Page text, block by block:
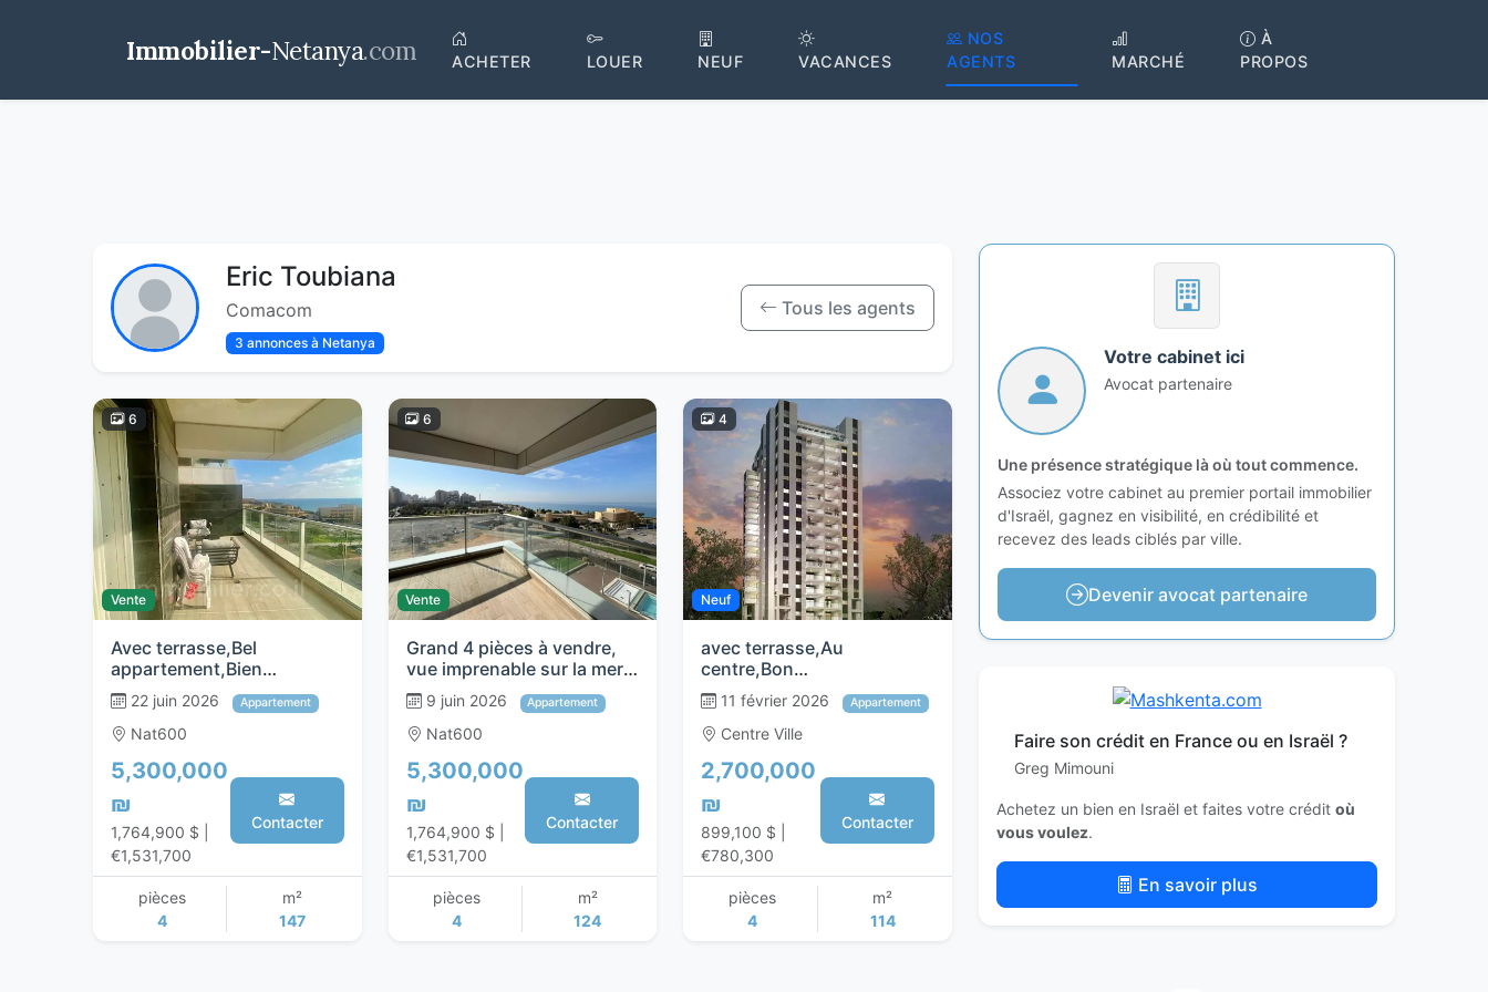
Immobilier-Netanya.com ACHETER LOUER NEUF VACANCES
NOS
AGENTS
MARCHÉ
À
PROPOS
Eric Toubiana
Comacom
3 annonces à Netanya
Tous les agents
Vente
6
Avec terrasse,Bel
appartement,Bien
agencé,Bon
emplacement,Dans un bel
immeuble,Grand,Proche de
22 juin 2026 Appartement
Nat600
5,300,000
₪
1,764,900 $ |
€1,531,700
Contacter
pièces
4
m²
147
Vente
6
Grand 4 pièces à vendre,
vue imprenable sur la mer,
Netanya
9 juin 2026 Appartement
Nat600
5,300,000
₪
1,764,900 $ |
€1,531,700
Contacter
pièces
4
m²
124
Neuf
4
avec terrasse,Au
centre,Bon
emplacement,Permis de
construire,Proche de la
mer,A ne pas manquer
immeuble
neuf,neuf,Magnifique,Proje
t de qualite
11 février 2026 Appartement
Centre Ville
2,700,000
₪
899,100 $ |
€780,300
Contacter
pièces
4
m²
114
Votre cabinet ici
Avocat partenaire
Une présence stratégique là où tout commence.
Associez votre cabinet au premier portail immobilier
d'Israël, gagnez en visibilité, en crédibilité et
recevez des leads ciblés par ville.
Devenir avocat partenaire
Faire son crédit en France ou en Israël ?
Greg Mimouni
Achetez un bien en Israël et faites votre crédit où
vous voulez.
En savoir plus